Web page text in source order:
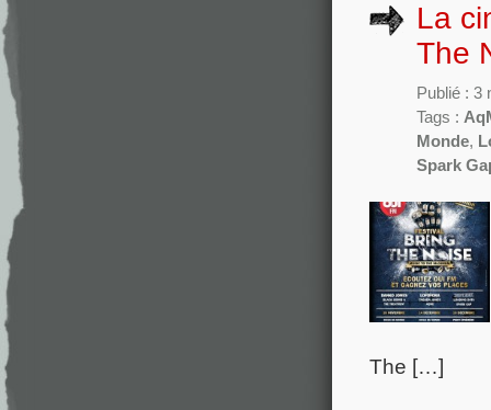
La
The
Publié : 3
Tags :
Monde,
Spark
The […]